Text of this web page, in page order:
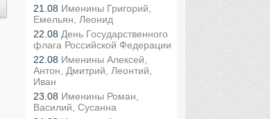
21.08 Именины Григорий,
Емельян, Леонид
22.08 День Государственного
флага Российской Федерации
22.08 Именины Алексей,
Антон, Дмитрий, Леонтий,
Иван
23.08 Именины Роман,
Василий, Сусанна